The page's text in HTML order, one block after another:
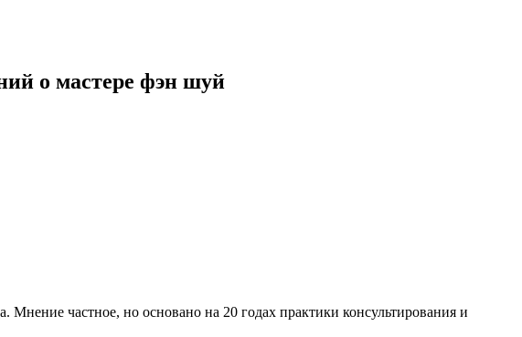
о мастере фэн шуй
Мнение частное, но основано на 20 годах практики консультирования и